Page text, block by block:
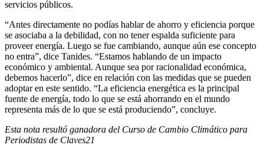
servicios públicos.
“Antes directamente no podías hablar de ahorro y eficiencia porque
se asociaba a la debilidad, con no tener espalda suficiente para
proveer energía. Luego se fue cambiando, aunque aún ese concepto
no entra”, dice Tanides. “Estamos hablando de un impacto
económico y ambiental. Aunque sea por racionalidad económica,
debemos hacerlo”, dice en relación con las medidas que se pueden
adoptar en este sentido. “La eficiencia energética es la principal
fuente de energía, todo lo que se está ahorrando en el mundo
representa más de lo que se está produciendo”, concluye.
Esta nota resultó ganadora del Curso de Cambio Climático para
Periodistas de Claves21